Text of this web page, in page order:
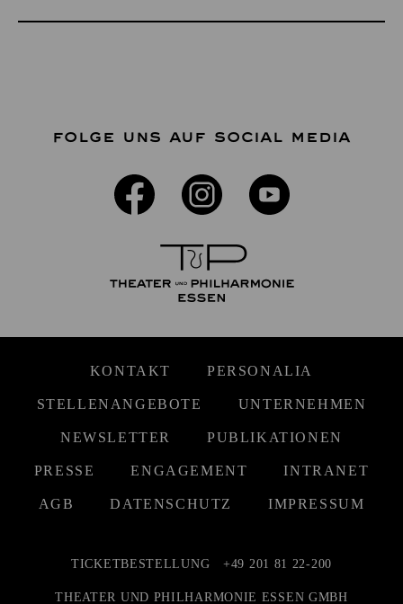
FOLGE UNS AUF SOCIAL MEDIA
KONTAKT PERSONALIA
STELLENANGEBOTE UNTERNEHMEN
NEWSLETTER PUBLIKATIONEN
PRESSE ENGAGEMENT INTRANET
AGB DATENSCHUTZ IMPRESSUM
TICKETBESTELLUNG +49 201 81 22-200
THEATER UND PHILHARMONIE ESSEN GMBH